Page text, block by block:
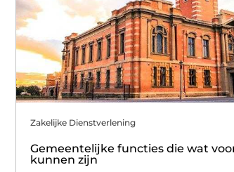
Zakelijke Dienstverlening
Gemeentelijke functies die wat
kunnen zijn